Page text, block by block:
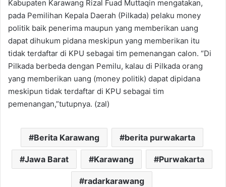
Kabupaten Karawang Rizal Fuad Muttaqin mengatakan,
pada Pemilihan Kepala Daerah (Pilkada) pelaku money
politik baik penerima maupun yang memberikan uang
dapat dihukum pidana meskipun yang memberikan itu
tidak terdaftar di KPU sebagai tim pemenangan calon. “Di
Pilkada berbeda dengan Pemilu, kalau di Pilkada orang
yang memberikan uang (money politik) dapat dipidana
meskipun tidak terdaftar di KPU sebagai tim
pemenangan,”tutupnya. (zal)
Berita Karawang berita purwakarta
Jawa Barat Karawang Purwakarta
radarkarawang